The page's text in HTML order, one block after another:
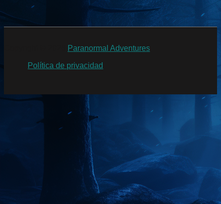
Paranormal Adventures
Política de privacidad